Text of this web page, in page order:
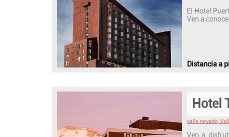
El Hotel
Ven a
Distancia a
Hotel
valle nevado,
Ven a